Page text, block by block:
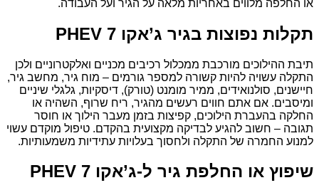
או החלפה מלווים באחריות מלאה על הגיר ועל העבודה.
תקלות נפוצות בגיר ג’אקו 7 PHEV
תיבת ההילוכים מורכבת ממכלול רכיבים מכניים ואלקטרוניים ולכן
התקלה עשויה להיות קשורה למספר גורמים – מוח גיר, מחשב גיר,
חיישנים, סולנואידים, ממיר מומנט (טורק), דיסקיות, גלגלי שיניים
ומיסבים. אם אתם חווים רעשים מהגיר, ריח שרוף, השהיה או
החלקה בהעברת הילוכים, קפיצות בזמן מעבר הילוך או חוסר
תגובה – חשוב להגיע לבדיקה מקצועית בהקדם. טיפול מוקדם עשוי
למנוע החמרה של התקלה ולחסוך בעלויות עתידיות משמעותיות.
שיפוץ או החלפת גיר ל-ג’אקו 7 PHEV